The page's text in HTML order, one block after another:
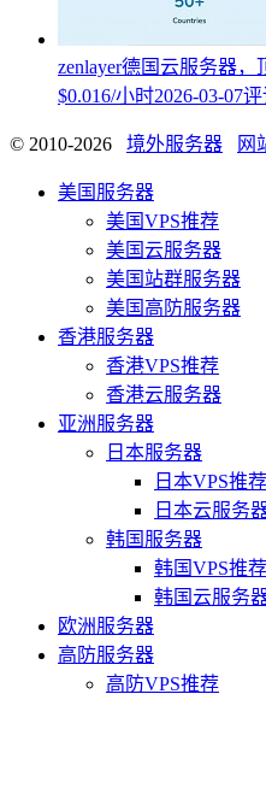
zenlayer德国云服务器
$0.016/小时2026-03-07评
© 2010-2026 境外服务器 网
美国服务器
美国VPS推荐
美国云服务器
美国站群服务器
美国高防服务器
香港服务器
香港VPS推荐
香港云服务器
亚洲服务器
日本服务器
日本VPS推荐
日本云服务
韩国服务器
韩国VPS推荐
韩国云服务
欧洲服务器
高防服务器
高防VPS推荐